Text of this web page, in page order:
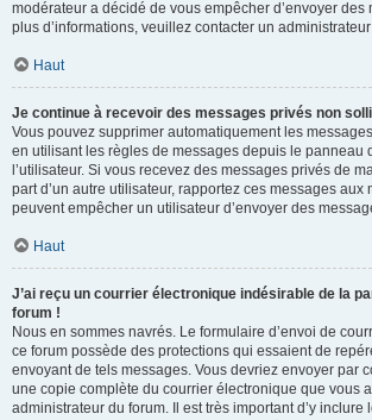
modérateur a décidé de vous empêcher d’envoyer des
plus d’informations, veuillez contacter un
Haut
Je continue à recevoir des messages privés non
Vous pouvez supprimer automatiquement les
en utilisant les règles de messages depuis le panneau
l’utilisateur. Si vous recevez des messages privés de
part d’un autre utilisateur, rapportez ces messages aux
peuvent empêcher un utilisateur d’envoyer des
Haut
J’ai reçu un courrier électronique indésirable de la
forum !
Nous en sommes navrés. Le formulaire d’envoi de
ce forum possède des protections qui essaient de
envoyant de tels messages. Vous devriez envoyer par
une copie complète du courrier électronique que vous
administrateur du forum. Il est très important d’y inclure